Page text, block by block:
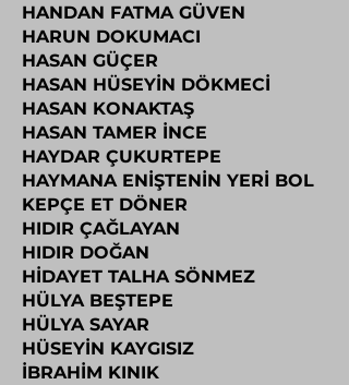
HANDAN FATMA GÜVEN
HARUN DOKUMACI
HASAN GÜÇER
HASAN HÜSEYİN DÖKMECİ
HASAN KONAKTAŞ
HASAN TAMER İNCE
HAYDAR ÇUKURTEPE
HAYMANA ENİŞTENİN YERİ BOL
KEPÇE ET DÖNER
HIDIR ÇAĞLAYAN
HIDIR DOĞAN
HİDAYET TALHA SÖNMEZ
HÜLYA BEŞTEPE
HÜLYA SAYAR
HÜSEYİN KAYGISIZ
İBRAHİM KINIK